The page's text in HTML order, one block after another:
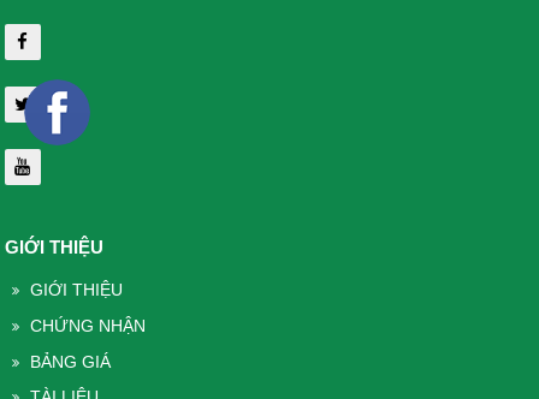
GIỚI THIỆU
GIỚI THIỆU
CHỨNG NHẬN
BẢNG GIÁ